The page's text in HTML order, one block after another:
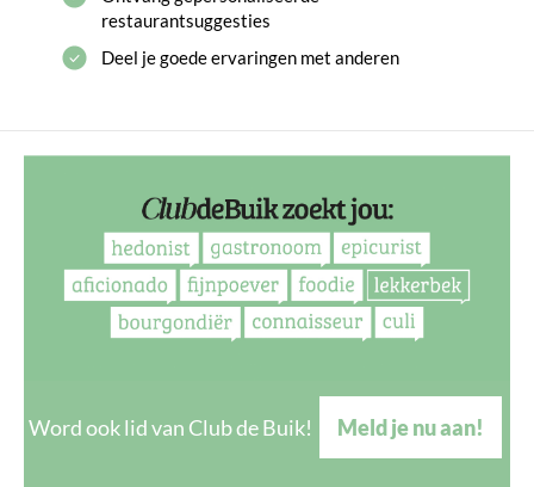
restaurantsuggesties
Deel je goede ervaringen met anderen
Word ook lid van Club de Buik! Meld je nu aan!